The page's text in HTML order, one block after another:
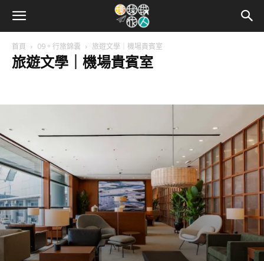
首頁 09。行旅錦囊 旅遊文學｜機場貴賓室
旅遊文學｜機場貴賓室